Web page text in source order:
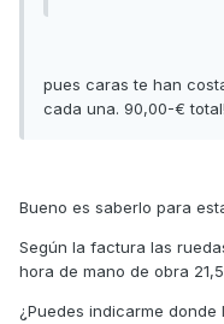
pues caras te han
cada una. 90,00-€
Bueno es saberlo para
Según la factura las
hora de mano de obra
¿Puedes indicarme